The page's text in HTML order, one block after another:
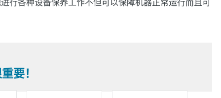
行各种设备保养工作不但可以保障机器正常运行而且可
要！